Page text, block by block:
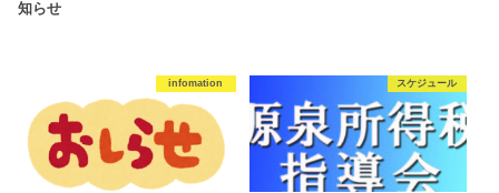
知らせ
infomation スケジュール